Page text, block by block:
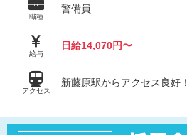
職種
警備員
給与
日給14,070円〜
アクセス
新藤原駅からアクセス良好！